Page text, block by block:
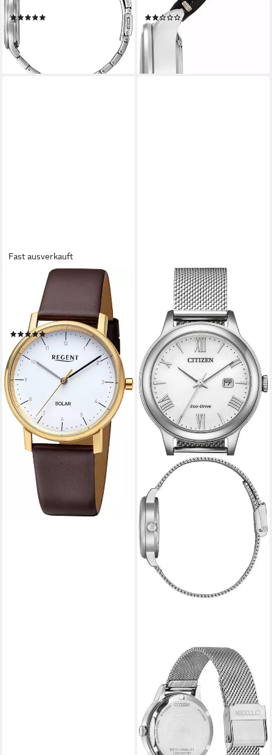
analog, Edelstahlarmband
149,00 €
lieferbar - in 2-3 Werktagen bei dir
(1)
ab 132,61 €
lieferbar - in 2-3 Werktagen bei dir
Fast ausverkauft
Solaruhr F1555 - 20679GP,
Armbanduhr, Damenuhr,
Lederarmband, analog
(2)
ab 122,82 € UVP 138,00 €
-11%
lieferbar - in 2-3 Werktagen bei dir
Solaruhr EW2621-75A,
Armbanduhr, Damenuhr,
Edelstahlarmband, analog,
Datum, Eco-Drive
169,00 €
lieferbar - in 2-3 Werktagen bei dir